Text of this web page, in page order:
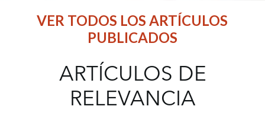
VER TODOS LOS ARTÍCULOS
PUBLICADOS
ARTÍCULOS DE
RELEVANCIA